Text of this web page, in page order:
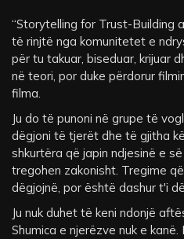
“Storytelling for Trust-Building
të rinjtë nga komunitetet e
për tu takuar, biseduar, krijuar
në teori, por duke përdorur
filma.
Ju do të punoni në grupe të
dëgjoni të tjerët dhe të gjitha
shkurtëra që japin ndjesinë e
tregohen zakonisht. Tregime
dëgjojnë, por është dashur t'i
Ju nuk duhet të keni ndonjë
Shumica e njerëzve nuk e